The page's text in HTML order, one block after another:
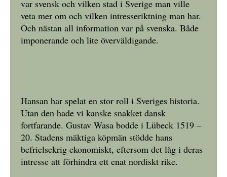
var svensk och vilken stad i Sverige man ville
veta mer om och vilken intresseriktning man har.
Och nästan all information var på svenska. Både
imponerande och lite överväldigande.
Hansan har spelat en stor roll i Sveriges historia.
Utan den hade vi kanske snakket dansk
fortfarande. Gustav Wasa bodde i Lübeck 1519 –
20. Stadens mäktiga köpmän stödde hans
befrielsekrig ekonomiskt, eftersom det låg i deras
intresse att förhindra ett enat nordiskt rike.